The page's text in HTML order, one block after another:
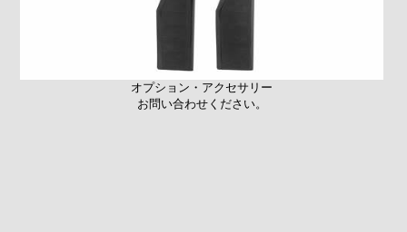
オプション・アクセサリー
お問い合わせください。